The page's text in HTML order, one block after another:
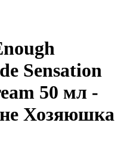
Sensation
50 мл -
Хозяюшка